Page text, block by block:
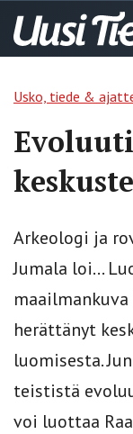
Usko, tiede &
Arkeologi ja
Jumala loi…
maailmankuva
herättänyt
luomisesta.
teististä
voi luottaa